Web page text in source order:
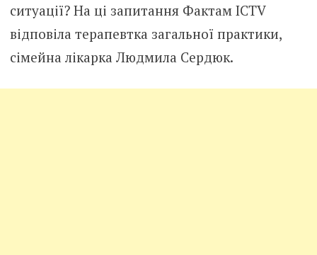
ситуації? На ці запитання Фактам ICTV
відповіла терапевтка загальної практики,
сімейна лікарка Людмила Сердюк.